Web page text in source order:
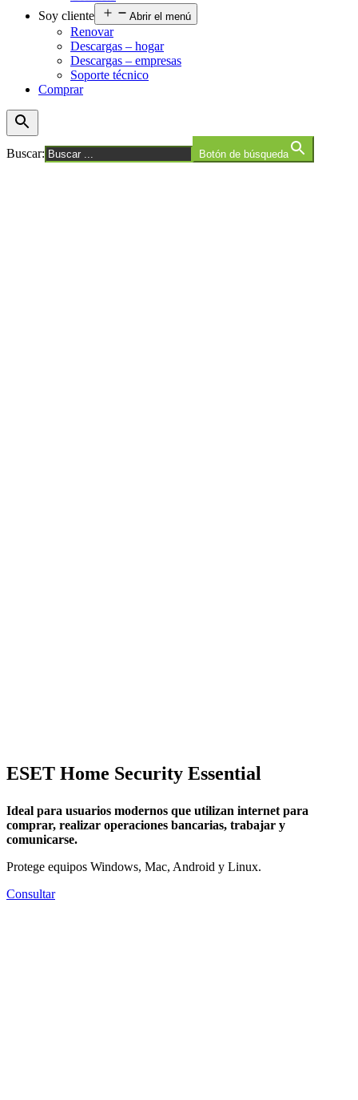
Soy cliente
Abrir el menú
Renovar
Descargas – hogar
Descargas – empresas
Soporte técnico
Comprar
Buscar: Botón de búsqueda
ESET Home Security Essential
Ideal para usuarios modernos que utilizan internet para
comprar, realizar operaciones bancarias, trabajar y
comunicarse.
Protege equipos Windows, Mac, Android y Linux.
Consultar